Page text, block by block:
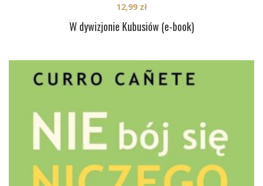
W dywizjonie Kubusiów (e-book)
12,99 zł